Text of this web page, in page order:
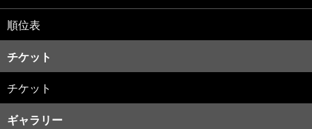
順位表
チケット
チケット
ギャラリー